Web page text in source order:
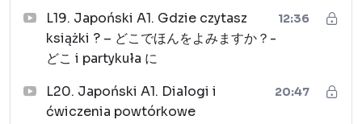
L19. Japoński A1. Gdzie czytasz
książki ? – どこでほんをよみますか？-
どこ i partykuła に
12:36
L20. Japoński A1. Dialogi i
ćwiczenia powtórkowe
20:47